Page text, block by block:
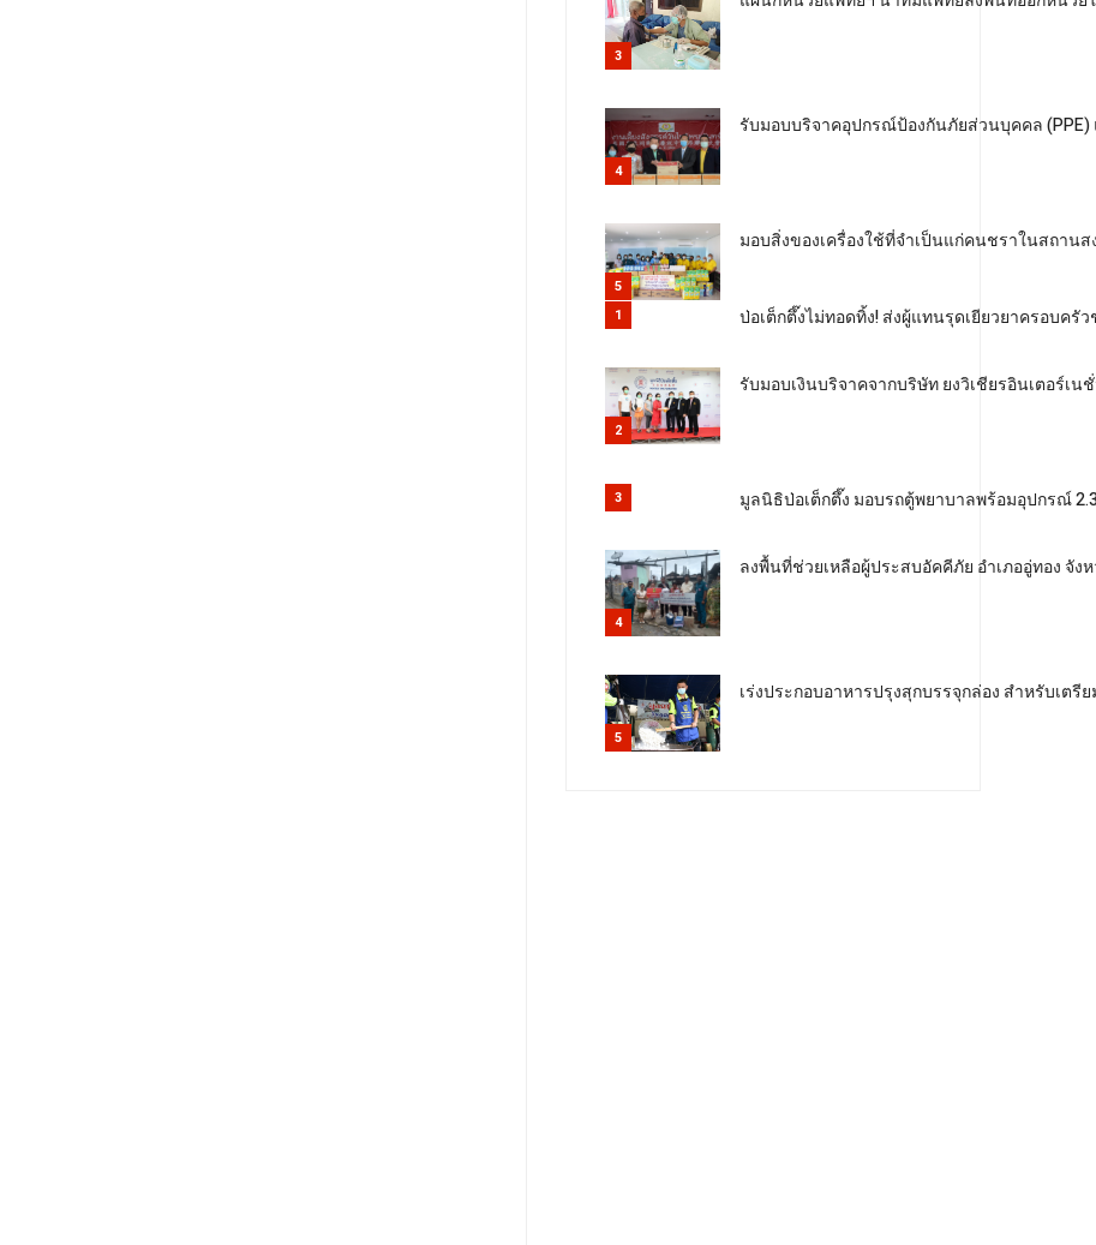
3
4
รับมอบบริจาคอุปกรณ์ป้องกันภัยส่วนบุคคล (PPE)
5
มอบสิ่งของเครื่องใช้ที่จำเป็นแก่คนชราในสถานส
1 ป่อเต็กตึ๊งไม่ทอดทิ้ง! ส่งผู้แทนรุดเยียวยาครอบค
2
รับมอบเงินบริจาคจากบริษัท ยงวิเชียรอินเตอร์เ
3 มูลนิธิป่อเต็กตึ๊ง มอบรถตู้พยาบาลพร้อมอุปกรณ์
4
ลงพื้นที่ช่วยเหลือผู้ประสบอัคคีภัย อำเภออู่ทอง จั
5
เร่งประกอบอาหารปรุงสุกบรรจุกล่อง สำหรับเต